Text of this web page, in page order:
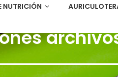
NUTRICIÓN